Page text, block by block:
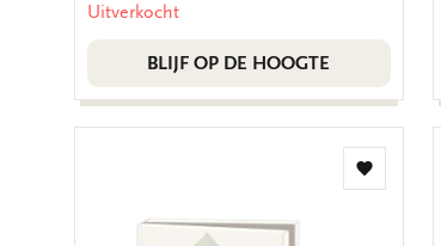
Uitverkocht
BLIJF OP DE HOOGTE
Toevoegen